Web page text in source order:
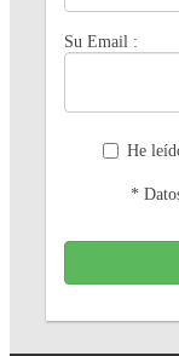
Su Email :
He
*